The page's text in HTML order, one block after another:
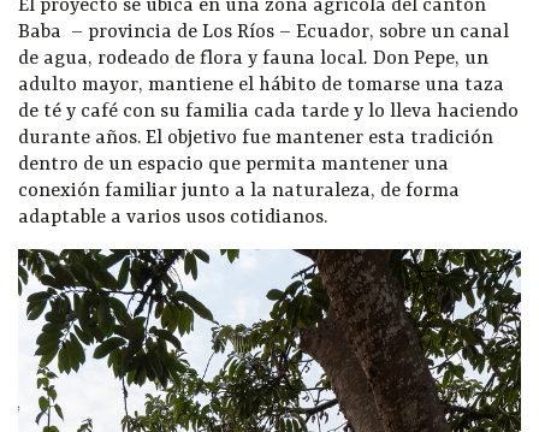
El proyecto se ubica en una zona agrícola del cantón
Baba – provincia de Los Ríos – Ecuador, sobre un canal
de agua, rodeado de flora y fauna local. Don Pepe, un
adulto mayor, mantiene el hábito de tomarse una taza
de té y café con su familia cada tarde y lo lleva haciendo
durante años. El objetivo fue mantener esta tradición
dentro de un espacio que permita mantener una
conexión familiar junto a la naturaleza, de forma
adaptable a varios usos cotidianos.